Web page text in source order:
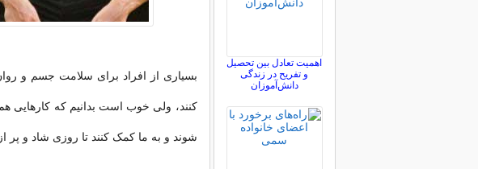
بسیاری از افراد برای سلامت جسم و
کنند، ولی خوب است بدانیم که کارهایی
شوند و به ما کمک کنند تا روزی شاد و پر
اهمیت تعادل بین تحصیل
و تفریح در زندگی
دانش‌آموزان